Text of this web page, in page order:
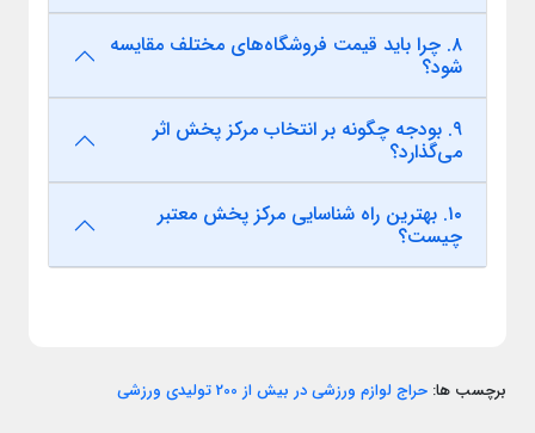
۸. چرا باید قیمت فروشگاه‌های مختلف مقایسه
شود؟
۹. بودجه چگونه بر انتخاب مرکز پخش اثر
می‌گذارد؟
۱۰. بهترین راه شناسایی مرکز پخش معتبر
چیست؟
برچسب ها: حراج لوازم ورزشی در بیش از 200 تولیدی ورزشی